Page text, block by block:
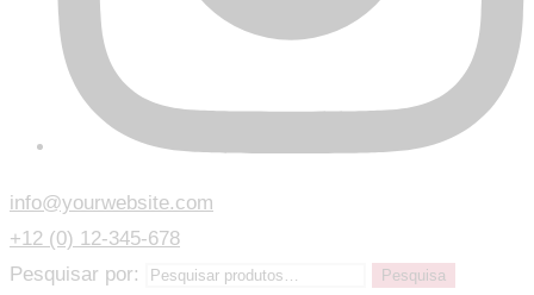
info@yourwebsite.com
+12 (0) 12-345-678
Pesquisar por:
Pesquisa